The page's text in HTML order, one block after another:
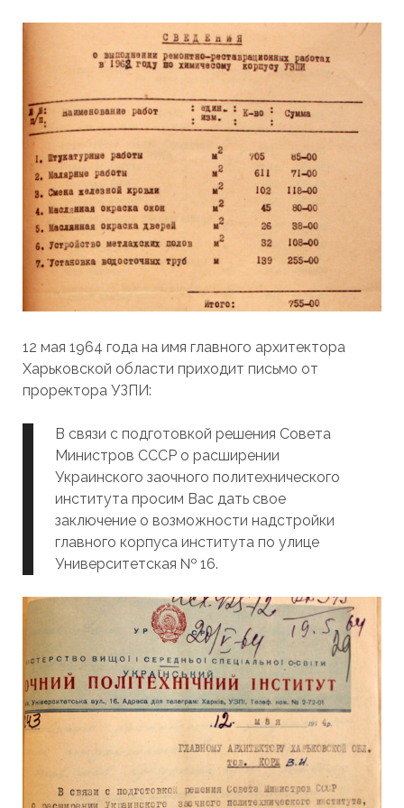
12 мая 1964 года на имя главного архитектора
Харьковской области приходит письмо от
проректора УЗПИ:
В связи с подготовкой решения Совета
Министров СССР о расширении
Украинского заочного политехнического
института просим Вас дать свое
заключение о возможности надстройки
главного корпуса института по улице
Университетская № 16.